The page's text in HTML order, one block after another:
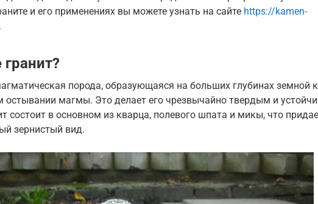
и его применениях вы можете узнать на сайте https://kamen-
.
порода, образующаяся на больших глубинах земной
остывании магмы. Это делает его чрезвычайно твердым и
состоит в основном из кварца, полевого шпата и микы, что
зернистый вид.